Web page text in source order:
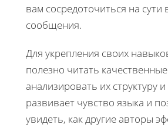
вам сосредоточиться на сути
сообщения.
Для укрепления своих
полезно читать
анализировать их структуру и
развивает чувство языка и
увидеть, как другие авторы